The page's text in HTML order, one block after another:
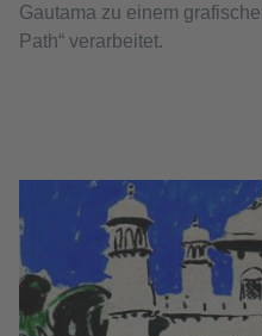
Gautama zu einem
Path“ verarbeitet.